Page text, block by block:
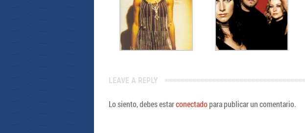
LEAVE A REPLY
Lo siento, debes estarconectadopara publicar un comentario.